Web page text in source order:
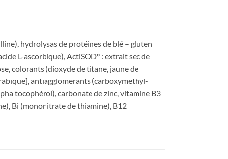
hydrolysas de protéines de blé – gluten
L-ascorbique), ActiSOD° : extrait sec de
colorants (dioxyde de titane, jaune de
antiagglomérants (carboxyméthyl-
tocophérol), carbonate de zinc, vitamine B3
Bi (mononitrate de thiamine), B12